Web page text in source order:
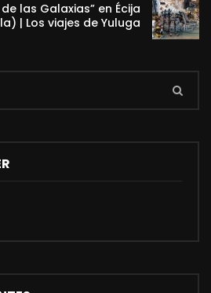
las Galaxias” en Écija
| Los viajes de Yuluga